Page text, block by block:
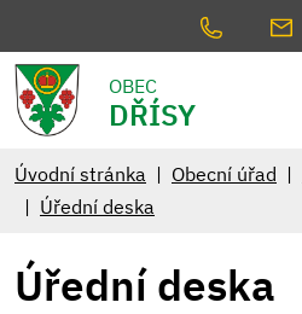
OBEC
DŘÍSY
Úvodní stránka Obecní úřad
Úřední deska
Úřední deska